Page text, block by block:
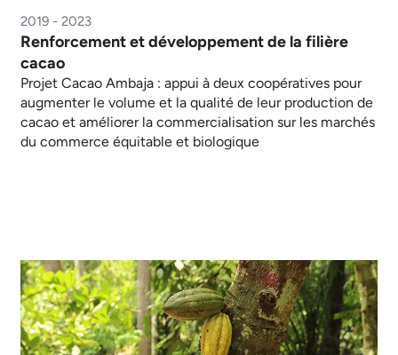
2019 - 2023
Renforcement et développement de la filière
cacao
Projet Cacao Ambaja : appui à deux coopératives pour
augmenter le volume et la qualité de leur production de
cacao et améliorer la commercialisation sur les marchés
du commerce équitable et biologique